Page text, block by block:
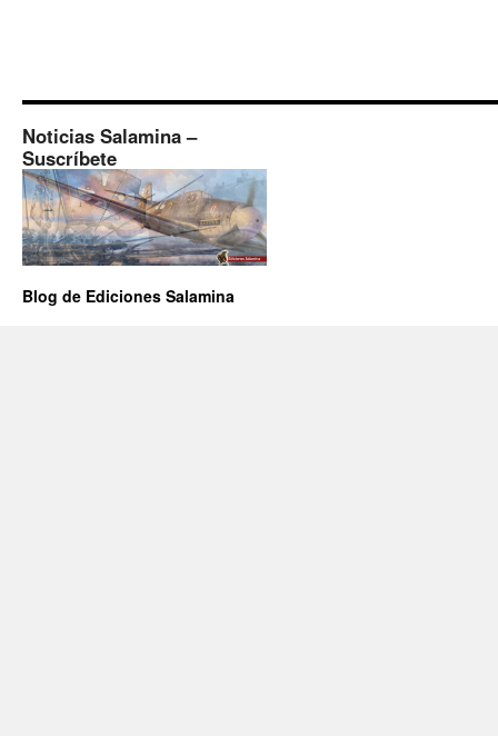
Noticias Salamina –
Suscríbete
Blog de Ediciones Salamina